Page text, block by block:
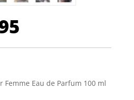
Femme Eau de Parfum 100 ml